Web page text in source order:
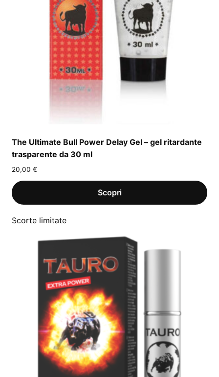
The Ultimate Bull Power Delay Gel – gel ritardante
trasparente da 30 ml
20,00 €
Scorte limitate